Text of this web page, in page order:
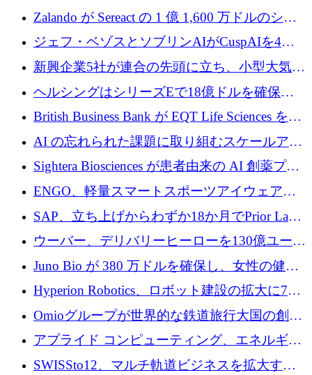
ーロを超える 60 以上のハイテク資金調達取引
Zalando が Sereact の 1 億 1,600 万ドルのシリ
ーズ B に参加し、AI を活用した倉庫自動化を
ジェフ・ベゾスとソブリンAIがCuspAIを4億
5,000万ドルの資金調達で支援
新興企業5社が連合の先頭に立ち、小型大気質
センサーをEUのクリーンエア政策の中心に据
ヘルシングはシリーズEで18億ドルを確保、
ウーバーはデリバリー・ヒーローを130億ユー
ロの契約で買収、レボルトは2027年に米国の
銀行を立ち上げる
British Business Bank が EQT Life Sciences を
2,500 万ユーロのコミットメントで支援
AI の忘れられた課題に取り組むスケールアッ
プを実現: カメラロール
Sightera Biosciences が患者由来の AI 創薬プラ
ットフォームを拡大するために 300 万ユーロ
のプレシードをクローズ
ENGO、軽量スマートスポーツアイウェアの
進歩のために510万ユーロを調達
SAP、立ち上げからわずか18か月でPrior Labs
を10億ユーロ以上の契約で買収
ウーバー、デリバリーヒーローを130億ユーロ
の契約で買収、99か国にまたがるプラットフ
ォームを構築
Juno Bio が 380 万ドルを確保し、女性の健康
専用の初のシーケンスラボを開設
Hyperion Robotics、ロボット建設の拡大に740
万ドルを確保
Omioグループが世界的な鉄道旅行大国の創設
を目指してRail Europeを買収
アプライド コンピューティング、エネルギー
向け基盤 AI の拡張に 2,000 万ドルを調達
SWISSto12、マルチ軌道ビジネスを拡大する